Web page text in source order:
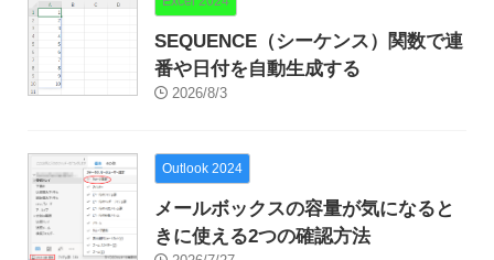
SEQUENCE（シーケンス）関数で連
番や日付を自動生成する
2026/8/3
Outlook 2024
メールボックスの容量が気になると
きに使える2つの確認方法